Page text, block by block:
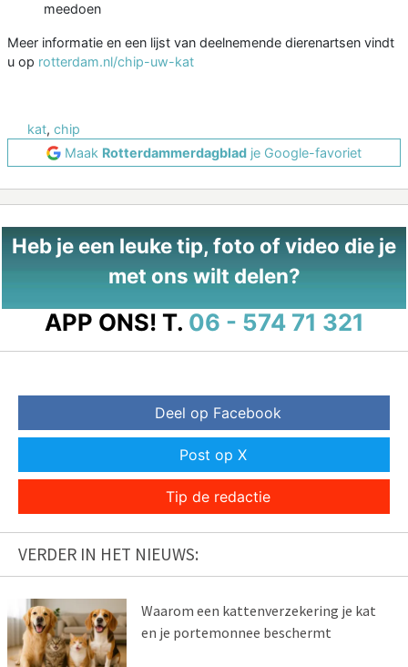
meedoen
Meer informatie en een lijst van deelnemende dierenartsen vindt
u op rotterdam.nl/chip-uw-kat
kat, chip
Maak Rotterdammerdagblad je Google-favoriet
Heb je een leuke tip, foto of video die je
met ons wilt delen?
APP ONS! T. 06 - 574 71 321
Deel op Facebook
Post op X
Tip de redactie
VERDER IN HET NIEUWS:
Waarom een kattenverzekering je kat
en je portemonnee beschermt